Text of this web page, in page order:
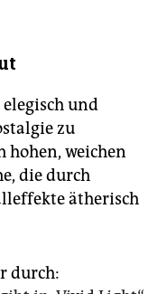
und
zu
hohen, weichen
die durch
ätherisch
durch: